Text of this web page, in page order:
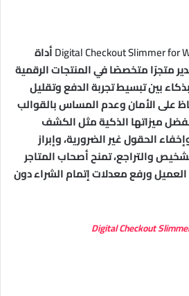
Digital Checkout Slimmer forأداة
متجرًا متخصصًا في المنتجات الرقمية
بين تبسيط تجربة الدفع وتقليل
على الأمان وعدم المساس بالقوالب
ميزاتها الذكية مثل الكشف
الحقول غير الضرورية، وإبراز
والتراجع، تمنح أصحاب المتاجر
ورفع معدلات إتمام الشراء دون
Digital Checkout